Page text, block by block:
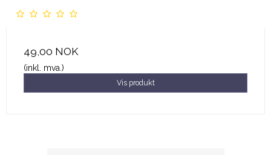
49,00 NOK
(inkl. mva.)
Vis produkt